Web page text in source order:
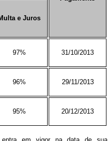
e Juros
97% 31/10/2013
96% 29/11/2013
95% 20/12/2013